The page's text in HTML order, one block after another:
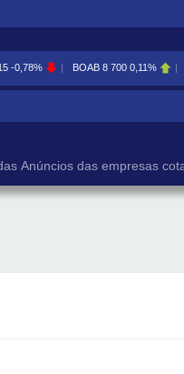
-0,78% BOAB 8 700 0,11%
de pesquisa
Anúncios das empresas